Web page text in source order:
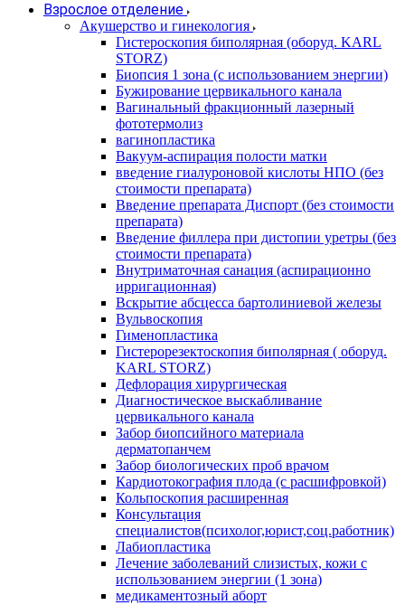
Взрослое отделение
Акушерство и гинекология
Гистероскопия биполярная (оборуд. KARL
STORZ)
Биопсия 1 зона (с использованием энергии)
Бужирование цервикального канала
Вагинальный фракционный лазерный
фототермолиз
вагинопластика
Вакуум-аспирация полости матки
введение гиалуроновой кислоты НПО (без
стоимости препарата)
Введение препарата Диспорт (без стоимости
препарата)
Введение филлера при дистопии уретры (без
стоимости препарата)
Внутриматочная санация (аспирационно
ирригационная)
Вскрытие абсцесса бартолиниевой железы
Вульвоскопия
Гименопластика
Гистерорезектоскопия биполярная ( оборуд.
KARL STORZ)
Дефлорация хирургическая
Диагностическое выскабливание
цервикального канала
Забор биопсийного материала
дерматопанчем
Забор биологических проб врачом
Кардиотокография плода (с расшифровкой)
Кольпоскопия расширенная
Консультация
специалистов(психолог,юрист,соц.работник)
Лабиопластика
Лечение заболеваний слизистых, кожи с
использованием энергии (1 зона)
медикаментозный аборт